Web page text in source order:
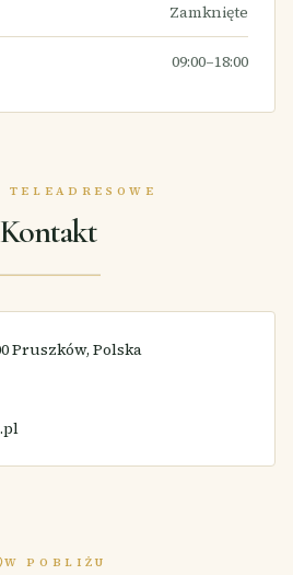
Zamknięte
09:00–18:00
TELEADRESOWE
Kontakt
Pruszków, Polska
W POBLIŻU